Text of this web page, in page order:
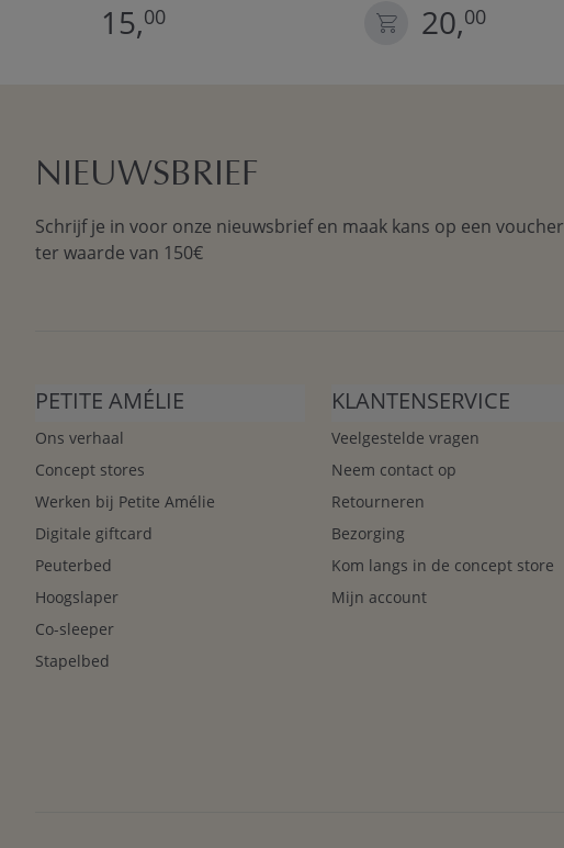
15,00 20,00
NIEUWSBRIEF
Schrijf je in voor onze nieuwsbrief en maak kans op een voucher
ter waarde van 150€
PETITE AMÉLIE
Ons verhaal
Concept stores
Werken bij Petite Amélie
Digitale giftcard
Peuterbed
Hoogslaper
Co-sleeper
Stapelbed
KLANTENSERVICE
Veelgestelde vragen
Neem contact op
Retourneren
Bezorging
Kom langs in de concept store
Mijn account